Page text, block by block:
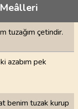
tuzağım çetindir.
azabım pek
benim tuzak kurup